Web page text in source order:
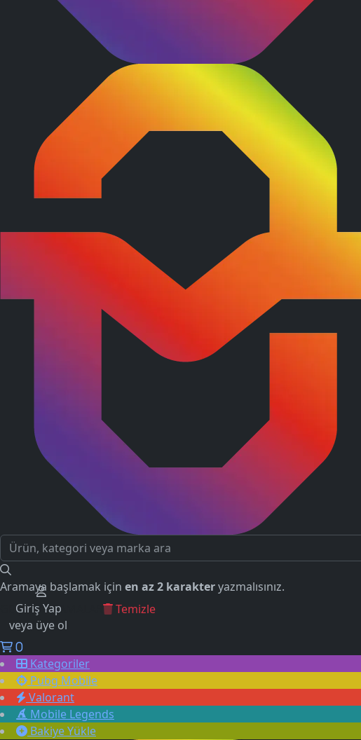
Aramaya başlamak için en az 2 karakteryazmalısınız.
GEÇMİŞ ARAMALAR
Temizle
Giriş Yap
veya üye ol
0
Kategoriler
Pubg Mobile
Valorant
Mobile Legends
Bakiye Yükle